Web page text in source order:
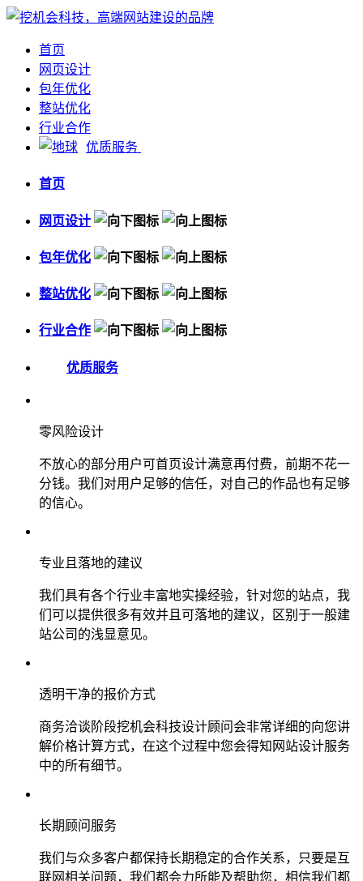
首页
网页设计
包年优化
整站优化
行业合作
优质服务
首页
网页设计
包年优化
整站优化
行业合作
优质服务
零风险设计
不放心的部分用户可首页设计满意再付费，前期不花一
分钱。我们对用户足够的信任，对自己的作品也有足够
的信心。
专业且落地的建议
我们具有各个行业丰富地实操经验，针对您的站点，我
们可以提供很多有效并且可落地的建议，区别于一般建
站公司的浅显意见。
透明干净的报价方式
商务洽谈阶段挖机会科技设计顾问会非常详细的向您讲
解价格计算方式，在这个过程中您会得知网站设计服务
中的所有细节。
长期顾问服务
我们与众多客户都保持长期稳定的合作关系，只要是互
联网相关问题，我们都会力所能及帮助您，相信我们都